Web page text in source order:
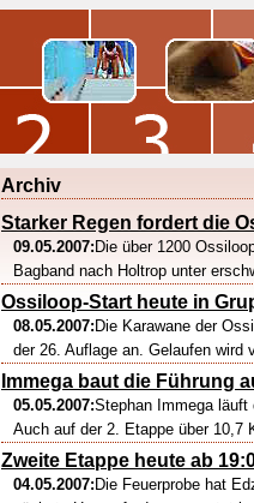
Archiv
Starker Regen fordert die
09.05.2007: Die über 1200
Bagband nach Holtrop unter
Ossiloop-Start heute in
08.05.2007: Die Karawane der
der 26. Auflage an. Gelaufen wird
Immega baut die Führung
05.05.2007:Stephan Immega
Auch auf der 2. Etappe über 10,7
Zweite Etappe heute ab
04.05.2007: Die Feuerprobe hat